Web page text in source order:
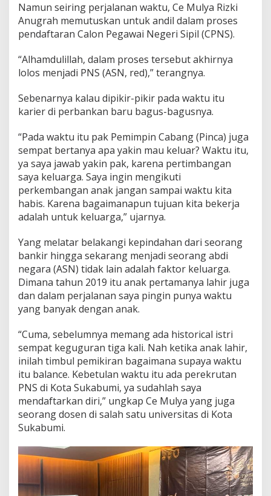
u
t
u
k
a
n
a
d
b
d
i
N
e
g
a
r
(
B
a
g
i
a
n
2
Namun seiring perjalanan waktu, Ce Mulya Rizki
Anugrah memutuskan untuk andil dalam proses
pendaftaran Calon Pegawai Negeri Sipil (CPNS).
“Alhamdulillah, dalam proses tersebut akhirnya
lolos menjadi PNS (ASN, red),” terangnya.
Sebenarnya kalau dipikir-pikir pada waktu itu
karier di perbankan baru bagus-bagusnya.
“Pada waktu itu pak Pemimpin Cabang (Pinca) juga
sempat bertanya apa yakin mau keluar? Waktu itu,
ya saya jawab yakin pak, karena pertimbangan
saya keluarga. Saya ingin mengikuti
perkembangan anak jangan sampai waktu kita
habis. Karena bagaimanapun tujuan kita bekerja
adalah untuk keluarga,” ujarnya.
Yang melatar belakangi kepindahan dari seorang
bankir hingga sekarang menjadi seorang abdi
negara (ASN) tidak lain adalah faktor keluarga.
Dimana tahun 2019 itu anak pertamanya lahir juga
dan dalam perjalanan saya pingin punya waktu
yang banyak dengan anak.
“Cuma, sebelumnya memang ada historical istri
sempat keguguran tiga kali. Nah ketika anak lahir,
inilah timbul pemikiran bagaimana supaya waktu
itu balance. Kebetulan waktu itu ada perekrutan
PNS di Kota Sukabumi, ya sudahlah saya
mendaftarkan diri,” ungkap Ce Mulya yang juga
seorang dosen di salah satu universitas di Kota
Sukabumi.